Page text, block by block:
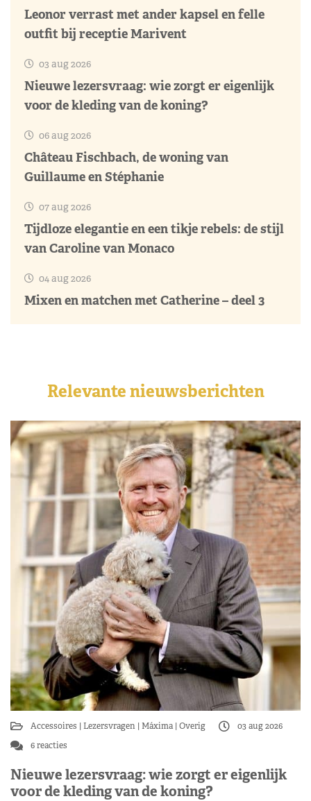
Leonor verrast met ander kapsel en felle
outfit bij receptie Marivent
03 aug 2026
Nieuwe lezersvraag: wie zorgt er eigenlijk
voor de kleding van de koning?
06 aug 2026
Château Fischbach, de woning van
Guillaume en Stéphanie
07 aug 2026
Tijdloze elegantie en een tikje rebels: de stijl
van Caroline van Monaco
04 aug 2026
Mixen en matchen met Catherine – deel 3
Relevante nieuwsberichten
Accessoires Lezersvragen Máxima Overig
03 aug 2026
6 reacties
Nieuwe lezersvraag: wie zorgt er eigenlijk
voor de kleding van de koning?